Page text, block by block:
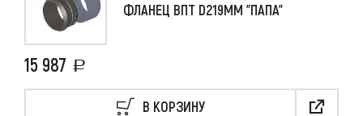
ФЛАНЕЦ ВПТ D219ММ "ПАПА"
15 987
В КОРЗИНУ